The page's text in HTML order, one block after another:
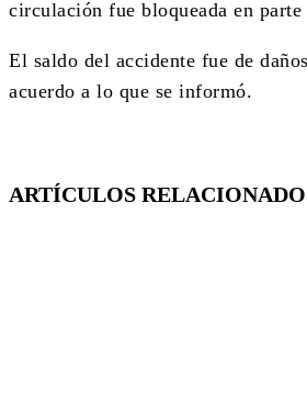
circulación fue bloqueada en
El saldo del accidente fue de
acuerdo a lo que se informó.
ARTÍCULOS